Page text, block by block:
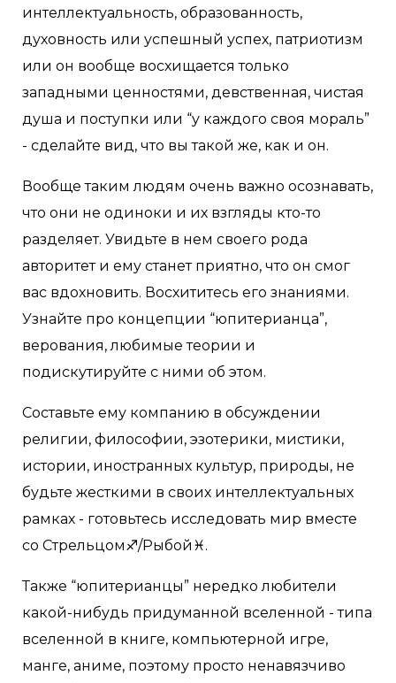
интеллектуальность, образованность,
духовность или успешный успех, патриотизм
или он вообще восхищается только
западными ценностями, девственная, чистая
душа и поступки или “у каждого своя мораль”
- сделайте вид, что вы такой же, как и он.
Вообще таким людям очень важно осознавать,
что они не одиноки и их взгляды кто-то
разделяет. Увидьте в нем своего рода
авторитет и ему станет приятно, что он смог
вас вдохновить. Восхититесь его знаниями.
Узнайте про концепции “юпитерианца”,
верования, любимые теории и
подискутируйте с ними об этом.
Составьте ему компанию в обсуждении
религии, философии, эзотерики, мистики,
истории, иностранных культур, природы, не
будьте жесткими в своих интеллектуальных
рамках - готовьтесь исследовать мир вместе
со Стрельцом♐/Рыбой♓.
Также “юпитерианцы” нередко любители
какой-нибудь придуманной вселенной - типа
вселенной в книге, компьютерной игре,
манге, аниме, поэтому просто ненавязчиво